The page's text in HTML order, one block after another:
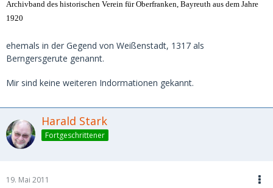
Archivband des historischen Verein für Oberfranken, Bayreuth aus dem Jahre
1920
ehemals in der Gegend von Weißenstadt, 1317 als
Berngersgerute genannt.
Mir sind keine weiteren Indormationen gekannt.
Harald Stark
Fortgeschrittener
19. Mai 2011